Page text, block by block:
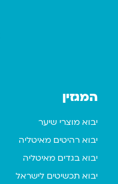
המגזין
יבוא מוצרי שיער
יבוא רהיטים מאיטליה
יבוא בגדים מאיטליה
יבוא תכשיטים לישראל